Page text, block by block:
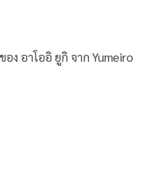
ง อาโออิ ยูกิ จาก Yumeiro